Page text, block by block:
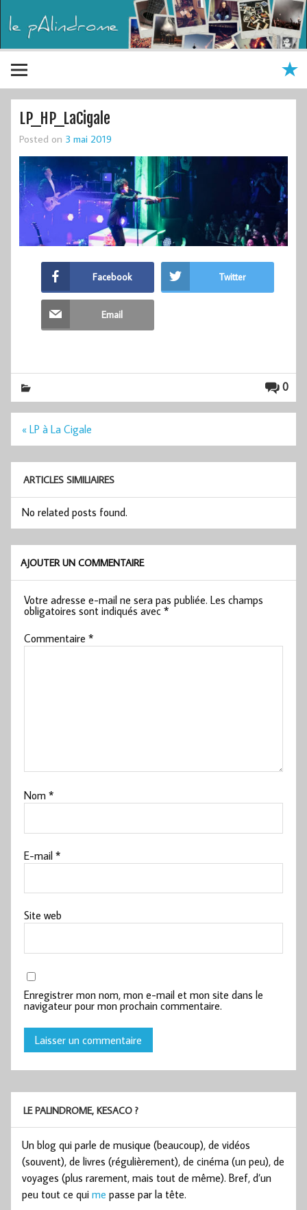
LP_HP_LaCigale
Posted on 3 mai 2019
Facebook Twitter
Email
0
Navigation
l’article
« LP à La Cigale
ARTICLES SIMILIAIRES
No related posts found.
AJOUTER UN COMMENTAIRE
Votre adresse e-mail ne sera pas publiée. Les champs
obligatoires sont indiqués avec*
Commentaire*
Nom*
E-mail*
Site web
Enregistrer mon nom, mon e-mail et mon site dans le
navigateur pour mon prochain commentaire.
LE PALINDROME, KESACO ?
Un blog qui parle de musique (beaucoup), de vidéos
(souvent), de livres (régulièrement), de cinéma (un peu), de
voyages (plus rarement, mais tout de même). Bref, d’un
peu tout ce qui me passe par la tête.